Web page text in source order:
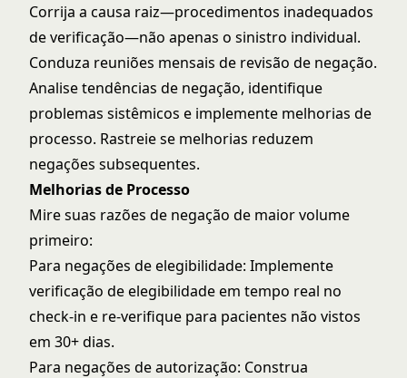
Corrija a causa raiz—procedimentos inadequados
de verificação—não apenas o sinistro individual.
Conduza reuniões mensais de revisão de negação.
Analise tendências de negação, identifique
problemas sistêmicos e implemente melhorias de
processo. Rastreie se melhorias reduzem
negações subsequentes.
Melhorias de Processo
Mire suas razões de negação de maior volume
primeiro:
Para negações de elegibilidade: Implemente
verificação de elegibilidade em tempo real no
check-in e re-verifique para pacientes não vistos
em 30+ dias.
Para negações de autorização: Construa